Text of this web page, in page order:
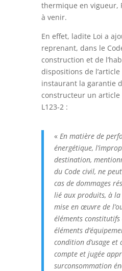
thermique en vigueur,
à venir.
En effet, ladite Loi a
reprenant, dans le
construction et de
dispositions de
instaurant la garantie
constructeur un article
L123-2 :
« En matière de
énergétique,
destination,
du Code civil, ne
cas de dommages
lié aux produits, à
mise en œuvre de
éléments constitutifs
éléments
condition d’usage et
compte et jugée
surconsommation